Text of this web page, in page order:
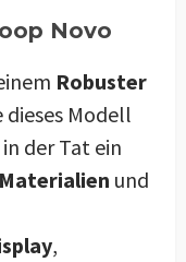
Novo
Robuster
Modell
der Tat ein
und
,